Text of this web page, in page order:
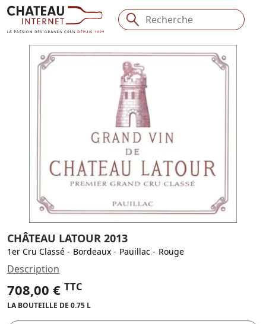
CHÂTEAU LATOUR 2013
1er Cru Classé - Bordeaux - Pauillac - Rouge
Description
708,00 € TTC
LA BOUTEILLE DE 0.75 L